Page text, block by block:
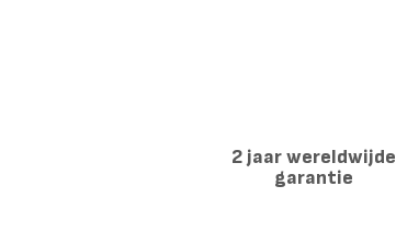
2 jaar wereldwijde
garantie